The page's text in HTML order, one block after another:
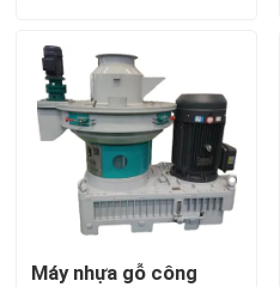
Liên hệ với chúng tôi
Tin tức
Yêu cầu Đặt giá
Máy nén hạt gỗ sinh khối
Máy nhựa gỗ công